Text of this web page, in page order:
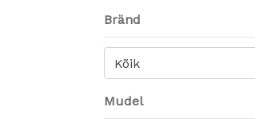
Bränd
Kõik
Mudel